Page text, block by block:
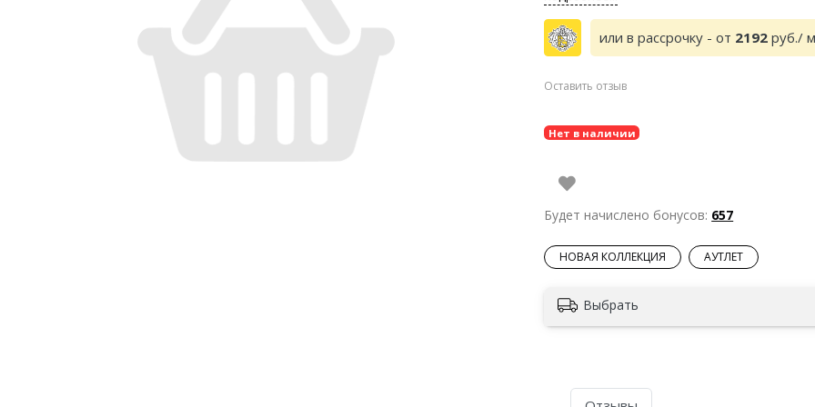
или в рассрочку - от 2192 руб./
Оставить отзыв
Нет в наличии
Будет начислено бонусов: 657
НОВАЯ КОЛЛЕКЦИЯ АУТЛЕТ
Выбрать